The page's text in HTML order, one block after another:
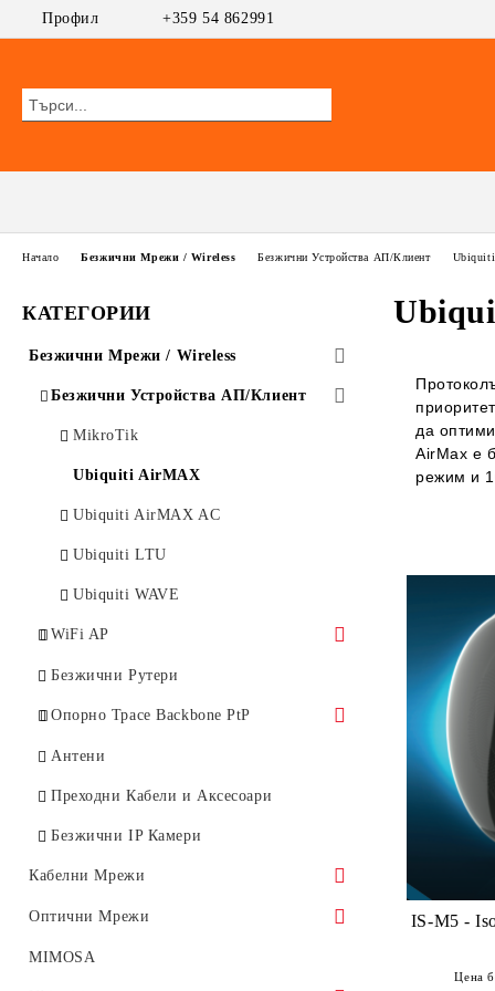
Профил +359 54 862991
КАТЕГОРИИ
Безжични Мрежи / Wireless
Безжични Устройства АП/Клиент
MikroTik
Ubiquiti AirMAX
Ubiquiti AirMAX AC
Ubiquiti LTU
Ubiquiti WAVE
WiFi AP
UniFi Ubiquiti
MikroTik, TP-Link
Безжични Рутери
Опорно Трасе Backbone PtP
5 GHz Бридж
11-24 GHz Бридж
60 GHz Бридж
Антени
Преходни Кабели и Аксесоари
Безжични IP Камери
Кабелни Мрежи
Суичове
ПОЕ Суичове
Оптични Мрежи
GEPON
MIMOSA
Начало Безжични Мрежи / Wireless Безжични Устройства АП/Клиент
да
AirMax е
режим и
IS-M5 - IsoStation
Цена